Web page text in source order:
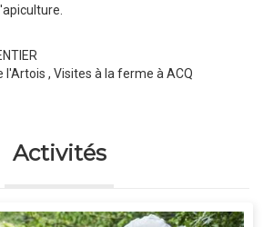
l'Artois , Visites à la ferme à ACQ
Activités